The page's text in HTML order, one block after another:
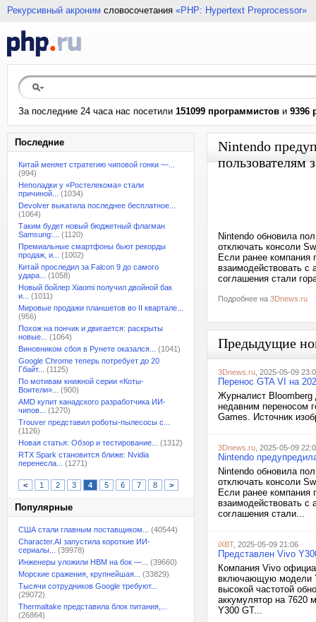
Рекурсивный акроним словосочетания «PHP: Hypertext Preprocessor»
За последние 24 часа нас посетили 151099 программистов и 9396
Последние
Китай меняет стратегию чиповой гонки —...
(994)
Неполадки у «Ростелекома» стали
причиной...
(1034)
Devolver выкатила последнее бесплатное...
(1064)
Таким будет новый бюджетный флагман
Samsung:...
(1120)
Премиальные смартфоны бьют рекорды
продаж, и...
(1002)
Китай проследил за Falcon 9 до самого
удара...
(1058)
Новый бойлер Xiaomi получил двойной бак
и...
(1011)
Мировые продажи планшетов во II квартале...
(956)
Похож на пончик и двигается: раскрыты
новые...
(1064)
Виновником сбоя в Рунете оказался...
(1041)
Google Chrome теперь потребует до 20
Гбайт...
(1125)
По мотивам книжной серии «Коты-
Воители»...
(900)
AMD купит канадского разработчика ИИ-
чипов...
(1270)
Trouver представил роботы-пылесосы с...
(1126)
Новая статья: Обзор и тестирование...
(1312)
RTX Spark становится ближе: Nvidia
перенесла...
(1271)
< 1 2 3 4 5 6 7 8 >
Популярные
США стали главным поставщиком...
(40544)
Character.AI запустила короткие ИИ-
сериалы...
(39978)
Инженеры уложили HBM на бок —...
(39660)
Морские сражения, крупнейшая...
(33829)
Тысячи сотрудников Google требуют...
(29072)
Thermaltake представила блок питания,...
(26864)
Nintendo
пользователям
Nintendo обновила
отключать консоли
Если ранее компания
взаимодействовать с
соглашения стали
Подробнее на 3Dnews.ru
Предыдущие
3Dnews.ru , 2025-05-09
Перенос GTA VI на
Журналист
недавним переносом
Games. Источник
3Dnews.ru , 2025-05-09
Nintendo
Nintendo обновила
отключать консоли
Если ранее компания
взаимодействовать с
соглашения стали...
iXBT, 2025-05-09 21:06
Представлен Vivo
Компания Vivo
включающую модели
высокой частотой
аккумулятор на 7620
Y300 GT...